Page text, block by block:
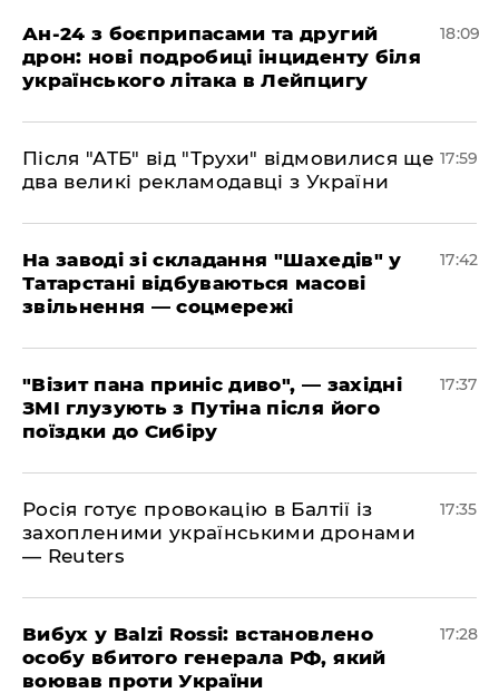
​Ан-24 з боєприпасами та другий
дрон: нові подробиці інциденту біля
українського літака в Лейпцигу
18:09
​Після "АТБ" від "Трухи" відмовилися ще
два великі рекламодавці з України
17:59
​На заводі зі складання "Шахедів" у
Татарстані відбуваються масові
звільнення — соцмережі
17:42
"Візит пана приніс диво", — західні
ЗМІ глузують з Путіна після його
поїздки до Сибіру
17:37
Росія готує провокацію в Балтії із
захопленими українськими дронами
— Reuters
17:35
​Вибух у Balzi Rossi: встановлено
особу вбитого генерала РФ, який
воював проти України
17:28